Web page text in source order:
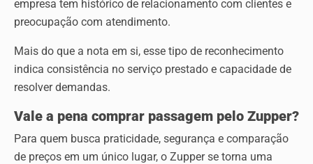
empresa tem histórico de relacionamento com clientes e
preocupação com atendimento.
Mais do que a nota em si, esse tipo de reconhecimento
indica consistência no serviço prestado e capacidade de
resolver demandas.
Vale a pena comprar passagem pelo Zupper?
Para quem busca praticidade, segurança e comparação
de preços em um único lugar, o Zupper se torna uma